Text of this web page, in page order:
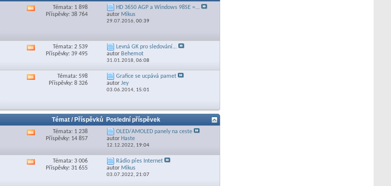
ZobrazitTémata: 1 898
Příspěvky: 38 764
HD 3650 AGP a Windows 98SE =...
autor Mikus
29.07.2016,00:39
Zobrazit
této
Témata: 2 539
Příspěvky: 39 495
Levná GK pro sledování...
autor Behemot
31.01.2018,06:08
sekce
Témata: 598
Příspěvky: 8 326
Grafice se ucpává pamet
autorJey
03.06.2014, 15:01
Témat / Příspěvků Poslední příspěvek
Zobrazit
této
Témata: 1 238
Příspěvky: 14 857
OLED/AMOLED panely na ceste
autor Haste
12.12.2022, 19:04
ZobrazitTémata: 3 006
Příspěvky: 31 655
Rádio přes Internet
autor Mikus
03.07.2022,21:07